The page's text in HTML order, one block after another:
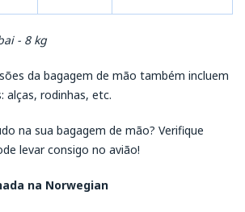
- 8 kg
da bagagem de mão também incluem
alças, rodinhas, etc.
na sua bagagem de mão? Verifique
levar consigo no avião!
na Norwegian